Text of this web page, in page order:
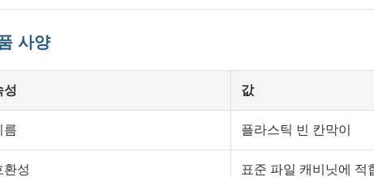
사양
성 값
름 플라스틱 빈 칸막이
환성 표준 파일 캐비닛에 적